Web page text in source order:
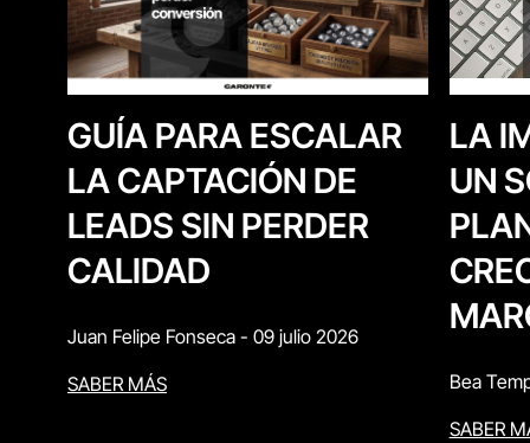
GUÍA PARA ESCALAR
LA CAPTACIÓN DE
LEADS SIN PERDER
CALIDAD
Juan Felipe Fonseca - 09 julio 2026
SABER MÁS
LA
UN
Bea
SABER